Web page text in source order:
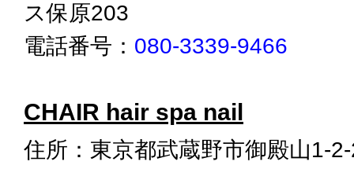
ス保原203
電話番号： 080-3339-9466
CHAIR hair spa nail
住所：東京都武蔵野市御殿山1-